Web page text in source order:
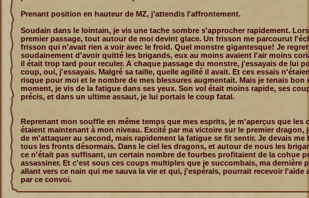
Prenant position en hauteur de MZ, j’attendis l'affrontement.
Soudain dans le lointain, je vis une tache sombre s'approcher rapidement.
premier passage, tout autour de moi devint glace. Un frisson me parcourut
frisson qui n'avait rien a voir avec le froid. Quel monstre gigantesque! Je
soudainement d'avoir quitté les brigands, eux au moins avaient l'air moins
il était trop tard pour reculer. A chaque passage du monstre, j'essayais de lui
coup, oui, j'essayais. Malgré sa taille, quelle agilité il avait. Et ces essais
risque pour moi et le nombre de mes blessures augmentait. Mais je tenais bon
moment, je vis de la fatigue dans ses yeux. Son vol était moins rapide, ses
précis, et dans un ultime assaut, je lui portais le coup fatal.
Reprenant mon souffle en même temps que mes esprits, je m'aperçus que les
étaient maintenant à mon niveau. Excité par ma victoire sur le premier dragon,
de m'attaquer au second, mais rapidement la fatigue se fit sentir. Je devais me
tous les fronts désormais. Dans le ciel les dragons, et autour de nous les
ce n'était pas suffisant, un certain nombre de fourbes profitaient de la cohue
assassiner. Et c'est sous ces coups multiples que je succombais, ma dernière
allant vers ce nain qui me sauva la vie et qui, j'espérais, pourrait recevoir l'aide
par ce convoi.